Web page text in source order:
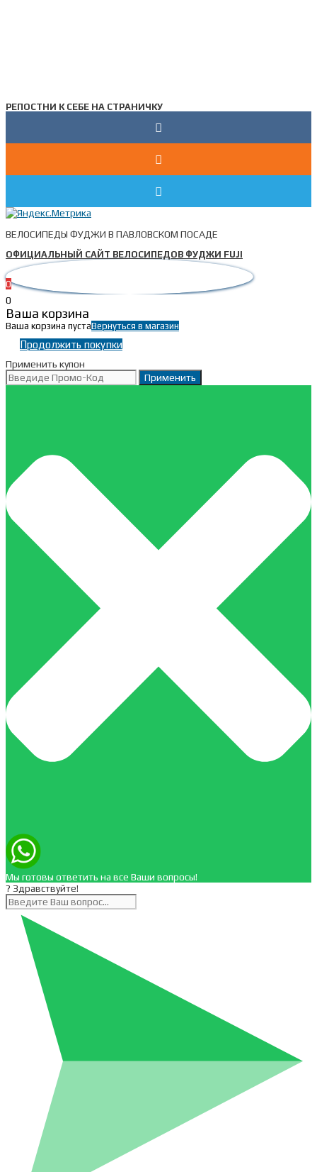
РЕПОСТНИ К СЕБЕ НА СТРАНИЧКУ
ВЕЛОСИПЕДЫ ФУДЖИ В ПАВЛОВСКОМ ПОСАДЕ
ОФИЦИАЛЬНЫЙ САЙТ ВЕЛОСИПЕДОВ ФУДЖИ FUJI
0
0
Ваша корзина
Ваша корзина пустаВернуться в магазин
Продолжить покупки
Применить купон
Применить
Мы готовы ответить на все Ваши вопросы!
? Здравствуйте!